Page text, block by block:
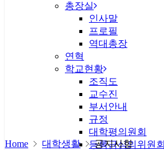
증명서발급
통일미래 최
고위과정
KCI논문
총장실
인사말
프로필
역대총장
연혁
학교현황
조직도
교수진
부서안내
규정
대학평의원회
등록금심의위원회
Home 대학생활 공지사항